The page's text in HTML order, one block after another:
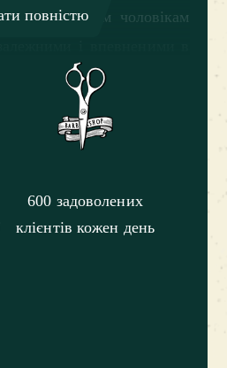
справжнім чоловікам
– чоловічий клуб в
станете краще, але й
наших предків.
відкритий майстрами.
і місце, де бере свій
перукарень Frisor.
з підвалів почала
культура незалежних
днем розширює свої
повністю
600 задоволених
клієнтів кожен день